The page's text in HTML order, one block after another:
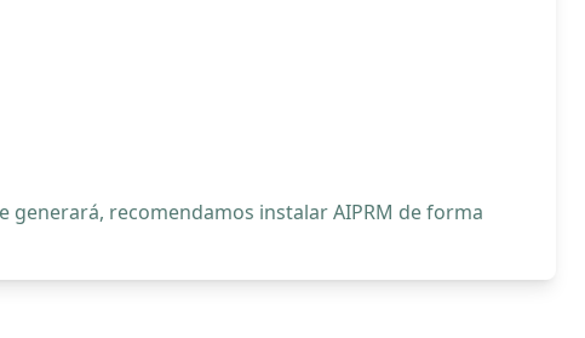
recomendamos instalar AIPRM de forma